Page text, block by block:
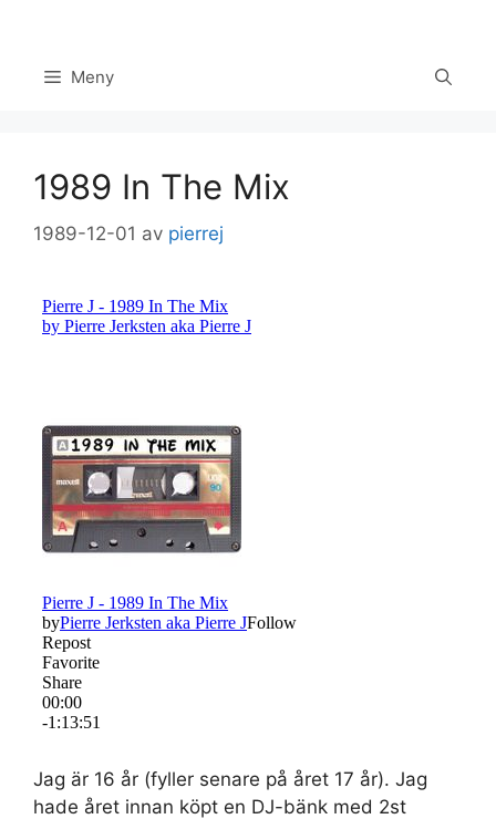
innehåll Meny
1989 In The Mix
1989-12-01 av pierrej
Jag är 16 år (fyller senare på året 17 år). Jag
hade året innan köpt en DJ-bänk med 2st